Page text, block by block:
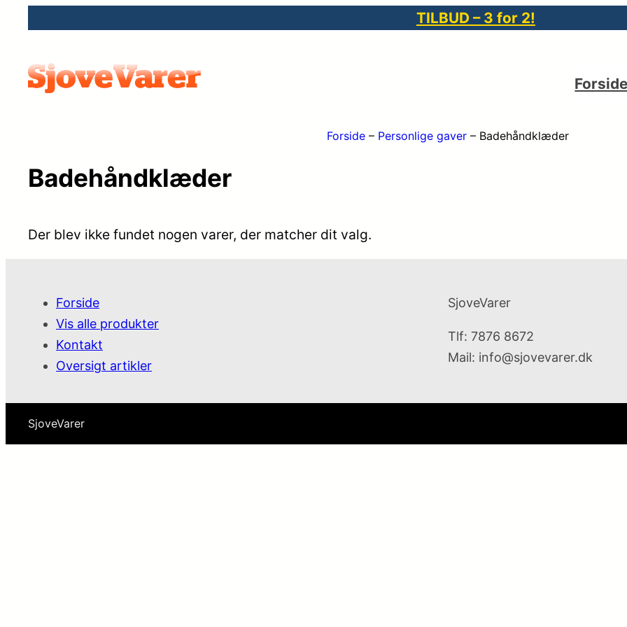
TILBUD – 3 for 2!
Forside – Personlige gaver – Badehåndklæder
Badehåndklæder
Der blev ikke fundet nogen varer, der matcher dit valg.
Forside
Vis alle produkter
Kontakt
Oversigt artikler
SjoveVarer
Tlf: 7876 8672
Mail: info@sjovevarer.dk
SjoveVarer